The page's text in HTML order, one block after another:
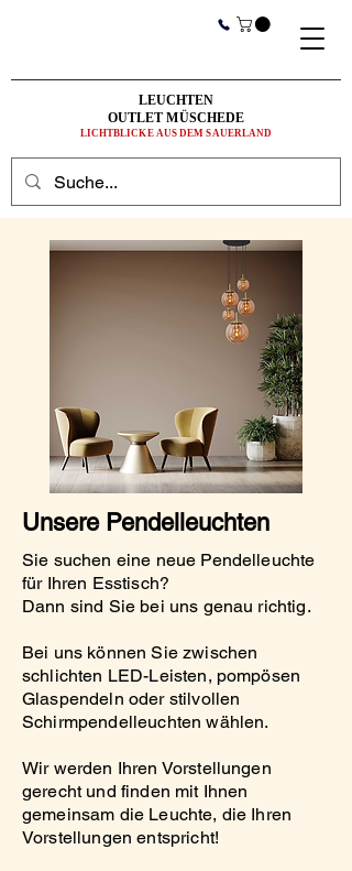
LEUCHTEN
OUTLET MÜSCHEDE
LICHTBLICKE AUS DEM SAUERLAND
Unsere Pendelleuchten
Sie suchen eine neue Pendelleuchte
für Ihren Esstisch?
Dann sind Sie bei uns genau richtig.
Bei uns können Sie zwischen
schlichten LED-Leisten, pompösen
Glaspendeln oder stilvollen
Schirmpendelleuchten wählen.
Wir werden Ihren Vorstellungen
gerecht und finden mit Ihnen
gemeinsam die Leuchte, die Ihren
Vorstellungen entspricht!